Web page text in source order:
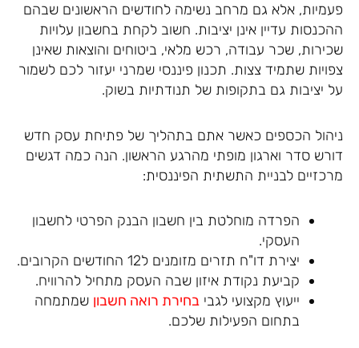
פעמיות, אלא גם מרחב נשימה לחודשים הראשונים שבהם
ההכנסות עדיין אינן יציבות. חשוב לקחת בחשבון עלויות
שכירות, שכר עבודה, רכש מלאי, ביטוחים והוצאות שאינן
צפויות שתמיד צצות. תכנון פיננסי שמרני יעזור לכם לשמור
על יציבות גם בתקופות של תנודתיות בשוק.
ניהול הכספים כאשר אתם בתהליך של פתיחת עסק חדש
דורש סדר וארגון מופתי מהרגע הראשון. הנה כמה דגשים
מרכזיים לבניית התשתית הפיננסית:
הפרדה מוחלטת בין חשבון הבנק הפרטי לחשבון
העסקי.
יצירת דו"ח תזרים מזומנים ל12 החודשים הקרובים.
קביעת נקודת איזון שבה העסק מתחיל להרוויח.
ייעוץ מקצועי לגבי בחירת רואה חשבון שמתמחה
בתחום הפעילות שלכם.